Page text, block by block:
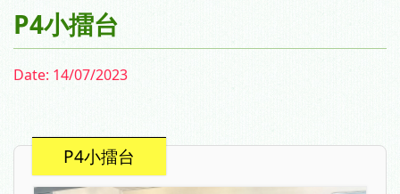
P4小擂台
Date: 14/07/2023
P4小擂台